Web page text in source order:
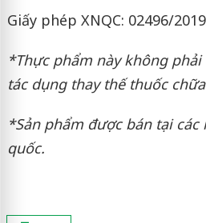
Giấy phép XNQC: 02496/
*Thực phẩm này không
tác dụng thay thế thuốc
*Sản phẩm được bán tại
quốc.